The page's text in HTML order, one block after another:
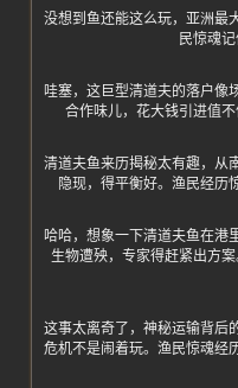
没想到鱼还能这么玩，亚洲最
民惊魂
哇塞，这巨型清道夫的落户像
合作味儿，花大钱引进值
清道夫鱼来历揭秘太有趣，从
隐现，得平衡好。渔民经历
哈哈，想象一下清道夫鱼在港
生物遭殃，专家得赶紧出方
这事太离奇了，神秘运输背后
危机不是闹着玩。渔民惊魂经